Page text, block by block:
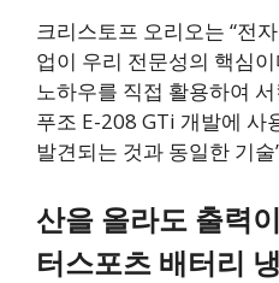
크리스토프 오리오는 “전
업이 우리 전문성의 핵심
노하우를 직접 활용하여
푸조 E-208 GTi 개발에 사
발견되는 것과 동일한 기
산을 올라도 출력
터스포츠 배터리